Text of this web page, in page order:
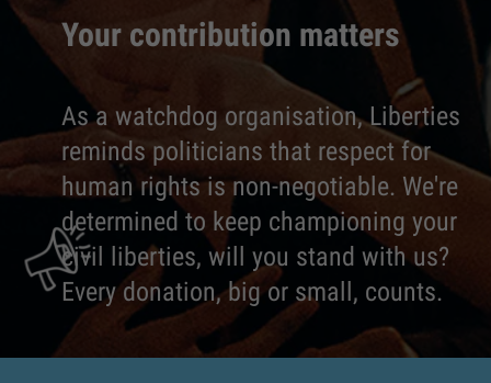
Your contribution matters
As a watchdog organisation, Liberties
reminds politicians that respect for
human rights is non-negotiable. We're
determined to keep championing your
civil liberties, will you stand with us?
Every donation, big or small, counts.